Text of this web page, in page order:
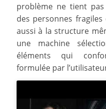
problème ne tient
des personnes
aussi à la structure
une machine
éléments qui
formulée par